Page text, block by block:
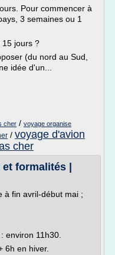
Pour commencer à
3 semaines ou 1
15 jours ?
(du nord au Sud,
idée d'un...
cher / voyage organise
/ voyage d'avion
cher
formalités |
à fin avril-début mai ;
environ 11h30.
6h en hiver.